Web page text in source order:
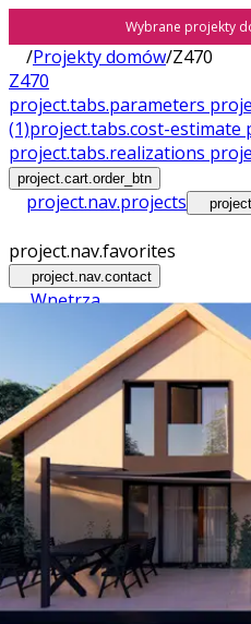
Wybrane projekty
/Projekty domów/Z470
Z470
project.tabs.parameters
(1)project.tabs.cost-estimate
project.tabs.realizations
project.cart.order_btn
project.nav.projects
project.nav.favorites
project.nav.contact
Wnętrza